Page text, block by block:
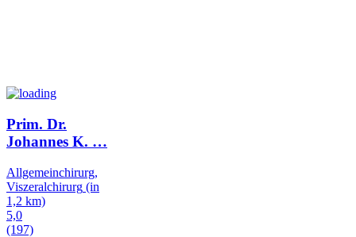
Prim. Dr.
Johannes K. …
Allgemeinchirurg,
Viszeralchirurg (in
1,2 km)
5,0
(197)